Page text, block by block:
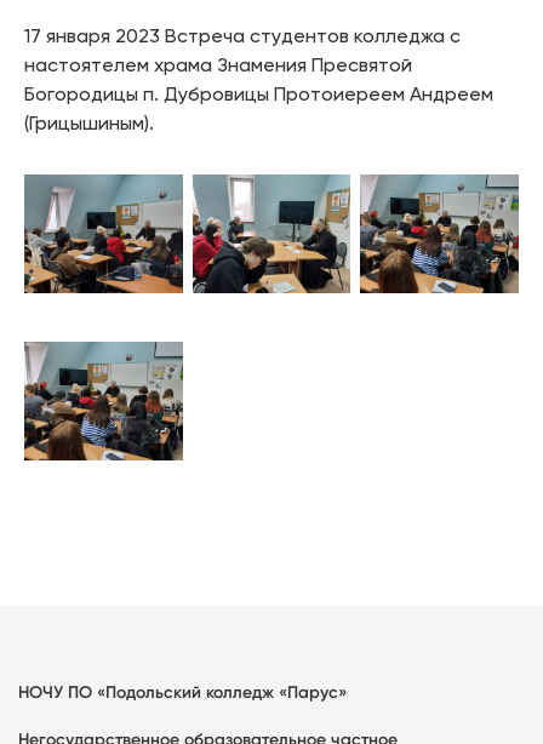
17 января 2023 Встреча студентов колледжа с
настоятелем храма Знамения Пресвятой
Богородицы п. Дубровицы Протоиереем Андреем
(Грицышиным).
НОЧУ ПО «Подольский колледж «Парус»
Негосударственное образовательное частное